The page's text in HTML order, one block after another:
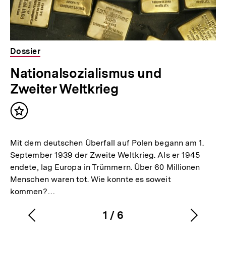
Dossier
Nationalsozialismus und
Zweiter Weltkrieg
Inhalt
Mit dem deutschen Überfall auf Polen begann am 1.
September 1939 der Zweite Weltkrieg. Als er 1945
endete, lag Europa in Trümmern. Über 60 Millionen
Menschen waren tot. Wie konnte es soweit
kommen?…
Karussellinhalt
1
von
/ 6
Vorherigen